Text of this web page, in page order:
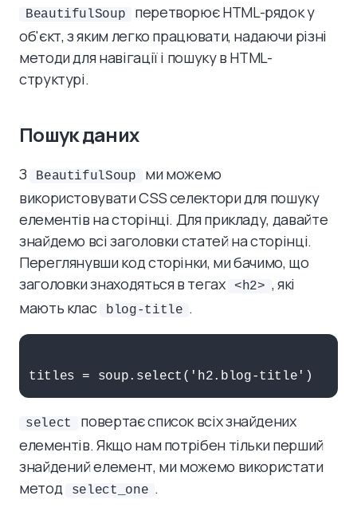
BeautifulSoup
перетворює HTML-рядок у
об'єкт, з яким легко працювати, надаючи різні
методи для навігації і пошуку в HTML-
структурі.
Пошук даних
З BeautifulSoup
ми можемо
використовувати CSS селектори для пошуку
елементів на сторінці. Для прикладу, давайте
знайдемо всі заголовки статей на сторінці.
Переглянувши код сторінки, ми бачимо, що
заголовки знаходяться в тегах
<h2> , які
мають клас
blog-title .
select
повертає список всіх знайдених
елементів. Якщо нам потрібен тільки перший
знайдений елемент, ми можемо використати
метод
select_one .